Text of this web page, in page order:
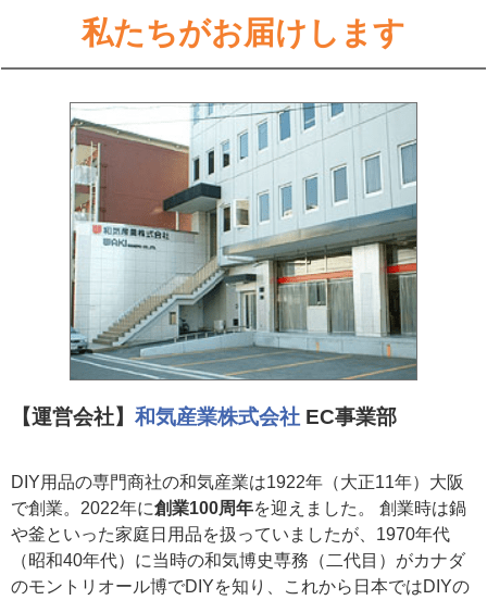
私たちがお届けします
【運営会社】 和気産業株式会社 EC事業部
DIY用品の専門商社の和気産業は1922年（大正11年）大阪
で創業。2022年に創業100周年を迎えました。 創業時は鍋
や釜といった家庭日用品を扱っていましたが、1970年代
（昭和40年代）に当時の和気博史専務（二代目）がカナダ
のモントリオール博でDIYを知り、これから日本ではDIYの